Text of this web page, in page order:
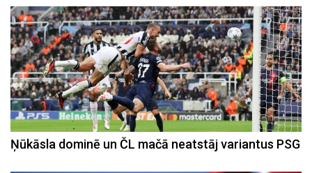
Ņūkāsla dominē un ČL mačā neatstāj variantus PSG